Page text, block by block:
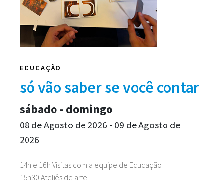
EDUCAÇÃO
só vão saber se você contar
14h e 16h Visitas com a equipe de Educação
15h30 Ateliês de arte
sábado - domingo
08 de Agosto de 2026 - 09 de Agosto de
2026